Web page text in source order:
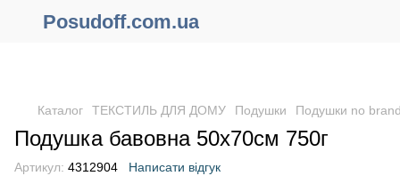
Posudoff.com.ua
Каталог ТЕКСТИЛЬ ДЛЯ ДОМУ Подушки Подушки no
Подушка бавовна 50х70см 750г
Артикул: 4312904 Написати відгук